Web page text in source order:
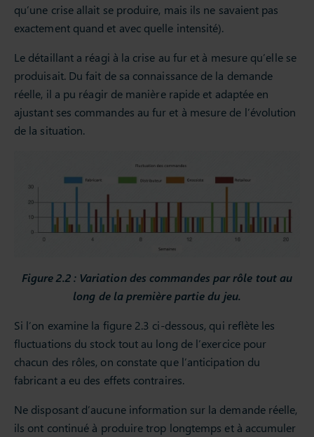
qu’une crise allait se produire, mais ils ne savaient pas
exactement quand et avec quelle intensité).
Le détaillant a réagi à la crise au fur et à mesure qu’elle se
produisait. Du fait de sa connaissance de la demande
réelle, il a pu réagir de manière rapide et adaptée en
ajustant ses commandes au fur et à mesure de l’évolution
de la situation.
Figure 2.2 : Variation des commandes par rôle tout au
long de la première partie du jeu.
Si l’on examine la figure 2.3 ci-dessous, qui reflète les
fluctuations du stock tout au long de l’exercice pour
chacun des rôles, on constate que l’anticipation du
fabricant a eu des effets contraires.
Ne disposant d’aucune information sur la demande réelle,
ils ont continué à produire trop longtemps et à accumuler